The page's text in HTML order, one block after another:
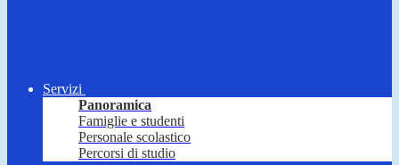
Servizi
Panoramica
Famiglie e studenti
Personale scolastico
Percorsi di studio